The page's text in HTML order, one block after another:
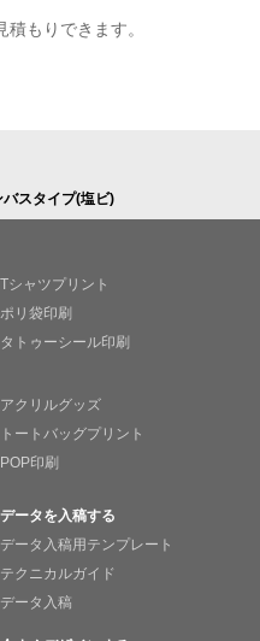
もりできます。
バスタイプ(塩ビ)
Tシャツプリント
ポリ袋印刷
タトゥーシール印刷
アクリルグッズ
トートバッグプリント
POP印刷
データを入稿する
データ入稿用テンプレート
テクニカルガイド
データ入稿